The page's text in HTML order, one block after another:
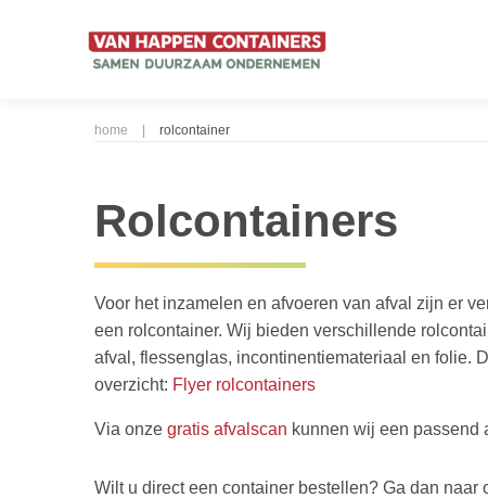
home rolcontainer
Rolcontainers
Voor het inzamelen en afvoeren van afval zijn er
een rolcontainer. Wij bieden verschillende
afval, flessenglas, incontinentiemateriaal en folie.
overzicht: Flyer rolcontainers
Via onze gratis afvalscan kunnen wij een passend
Wilt u direct een container bestellen? Ga dan naar